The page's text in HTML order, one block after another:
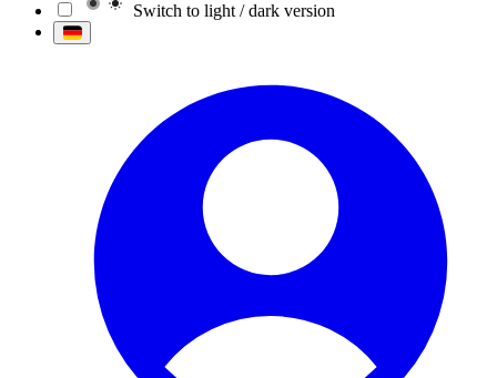
Switch to light / dark version